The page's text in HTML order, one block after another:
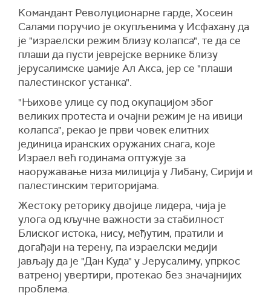
Командант Револуционарне гарде, Хосеин
Салами поручио је окупљенима у Исфахану да
је "израелски режим близу колапса", те да се
плаши да пусти јеврејске вернике близу
јерусалимске џамије Ал Акса, јер се "плаши
палестинског устанка".
"Њихове улице су под окупацијом због
великих протеста и очајни режим је на ивици
колапса", рекао је први човек елитних
јединица иранских оружаних снага, које
Израел већ годинама оптужује за
наоружавање низа милиција у Либану, Сирији и
палестинским територијама.
Жестоку реторику двојице лидера, чија је
улога од кључне важности за стабилност
Блиског истока, нису, међутим, пратили и
догађаји на терену, па израелски медији
јављају да је "Дан Куда" у Јерусалиму, упркос
ватреној увертири, протекао без значајнијих
проблема.